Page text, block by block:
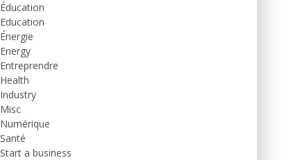
Éducation
Education
Énergie
Energy
Entreprendre
Health
Industry
Misc
Numérique
Santé
Start a business